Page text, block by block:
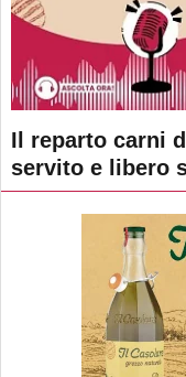
Il reparto carni
servito e libero